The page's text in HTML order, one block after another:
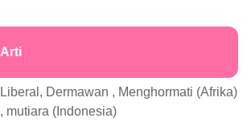
Arti
Liberal, Dermawan , Menghormati (Afrika)
, mutiara (Indonesia)